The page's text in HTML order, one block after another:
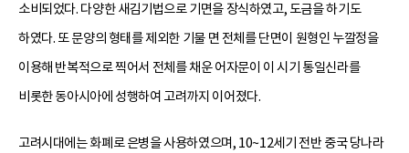
소비되었다. 다양한 새김기법으로 기면을 장식하였고, 도금을 하기도
하였다. 또 문양의 형태를 제외한 기물 면 전체를 단면이 원형인 누깔정을
이용해 반복적으로 찍어서 전체를 채운 어자문이 이 시기 통일신라를
비롯한 동아시아에 성행하여 고려까지 이어졌다.
고려시대에는 화폐로 은병을 사용하였으며, 10~12세기 전반 중국 당나라